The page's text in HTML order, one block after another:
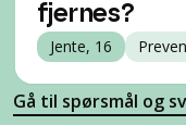
fjernes?
Jente, 16
Gå til spørsmål og